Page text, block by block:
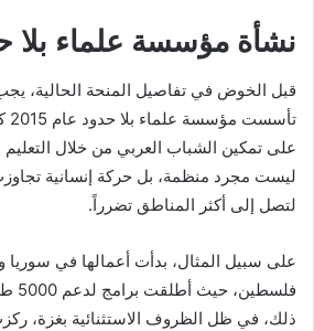
نشأة مؤسسة علماء بلا
قبل الخوض في تفاصيل المنحة الحالية،
على تمكين الشباب العربي من خلال التعليم
ليست مجرد منظمة، بل حركة إنسانية
لتصل إلى أكثر المناطق تضرراً.
على سبيل المثال، بدأت أعمالها في سوريا
ذلك، في ظل الظروف الاستثنائية بغزة،